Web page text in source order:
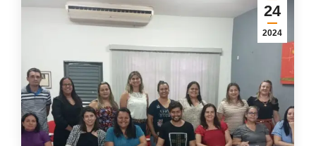
24
2024